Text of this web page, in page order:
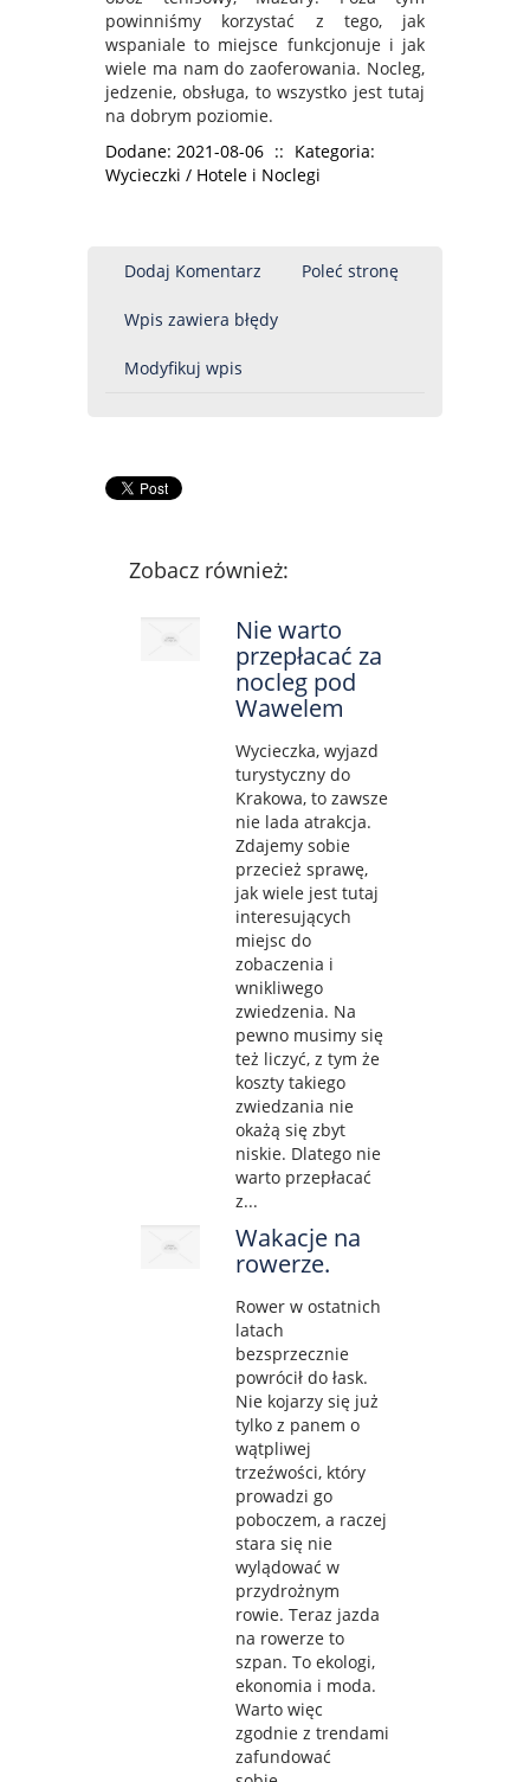
powinniśmy korzystać z tego, jak
wspaniale to miejsce funkcjonuje i jak
wiele ma nam do zaoferowania. Nocleg,
jedzenie, obsługa, to wszystko jest tutaj
na dobrym poziomie.
Dodane: 2021-08-06 :: Kategoria:
Wycieczki / Hotele i Noclegi
Dodaj Komentarz Poleć stronę
Wpis zawiera błędy
Modyfikuj wpis
Zobacz również:
Nie warto
przepłacać za
nocleg pod
Wawelem
Wycieczka, wyjazd
turystyczny do
Krakowa, to zawsze
nie lada atrakcja.
Zdajemy sobie
przecież sprawę,
jak wiele jest tutaj
interesujących
miejsc do
zobaczenia i
wnikliwego
zwiedzenia. Na
pewno musimy się
też liczyć, z tym że
koszty takiego
zwiedzania nie
okażą się zbyt
niskie. Dlatego nie
warto przepłacać
z...
Wakacje na
rowerze.
Rower w ostatnich
latach
bezsprzecznie
powrócił do łask.
Nie kojarzy się już
tylko z panem o
wątpliwej
trzeźwości, który
prowadzi go
poboczem, a raczej
stara się nie
wylądować w
przydrożnym
rowie. Teraz jazda
na rowerze to
szpan. To ekologi,
ekonomia i moda.
Warto więc
zgodnie z trendami
zafundować